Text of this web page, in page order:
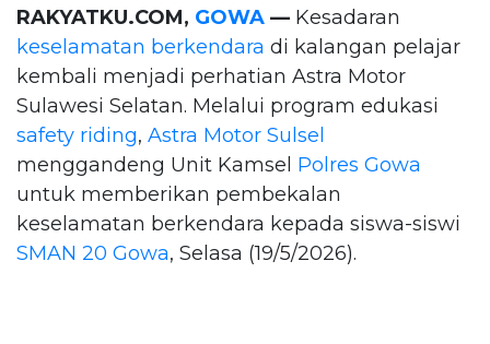
RAKYATKU.COM, GOWA — Kesadaran
keselamatan berkendara di kalangan pelajar
kembali menjadi perhatian Astra Motor
Sulawesi Selatan. Melalui program edukasi
safety riding, Astra Motor Sulsel
menggandeng Unit Kamsel Polres Gowa
untuk memberikan pembekalan
keselamatan berkendara kepada siswa-siswi
SMAN 20 Gowa, Selasa (19/5/2026).